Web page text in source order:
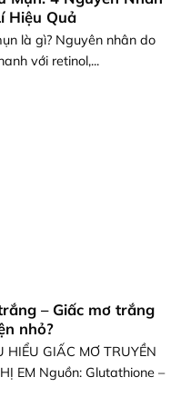
Hiệu Quả
là gì? Nguyên nhân do
với retinol,...
– Giấc mơ trắng
nhỏ?
HIỂU GIẤC MƠ TRUYỀN
EM Nguồn: Glutathione –